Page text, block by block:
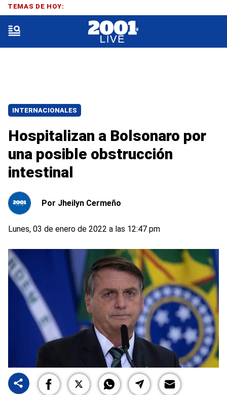
INTERNACIONALES
Hospitalizan a Bolsonaro por
una posible obstrucción
intestinal
Por Jheilyn Cermeño
Lunes, 03 de enero de 2022 a las 12:47 pm
TEMAS DE HOY: